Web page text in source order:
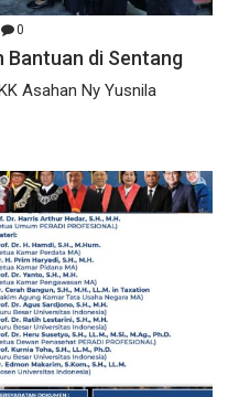
0
Bantuan di Sentang
Asahan Ny Yusnila